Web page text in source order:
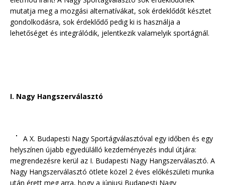
mutatja meg a mozgási alternatívákat, sok érdeklődőt késztet
gondolkodásra, sok érdeklődő pedig ki is használja a
lehetőséget és integrálódik, jelentkezik valamelyik sportágnál.
I. Nagy Hangszerválasztó
A X. Budapesti Nagy Sportágválasztóval egy időben és egy
helyszínen újabb egyedülálló kezdeményezés indul útjára:
megrendezésre kerül az I. Budapesti Nagy Hangszerválasztó. A
Nagy Hangszerválasztó ötlete közel 2 éves előkészületi munka
után érett meg arra, hogy a júniusi Budapesti Nagy